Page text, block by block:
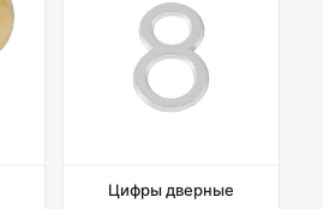
Цифры дверные